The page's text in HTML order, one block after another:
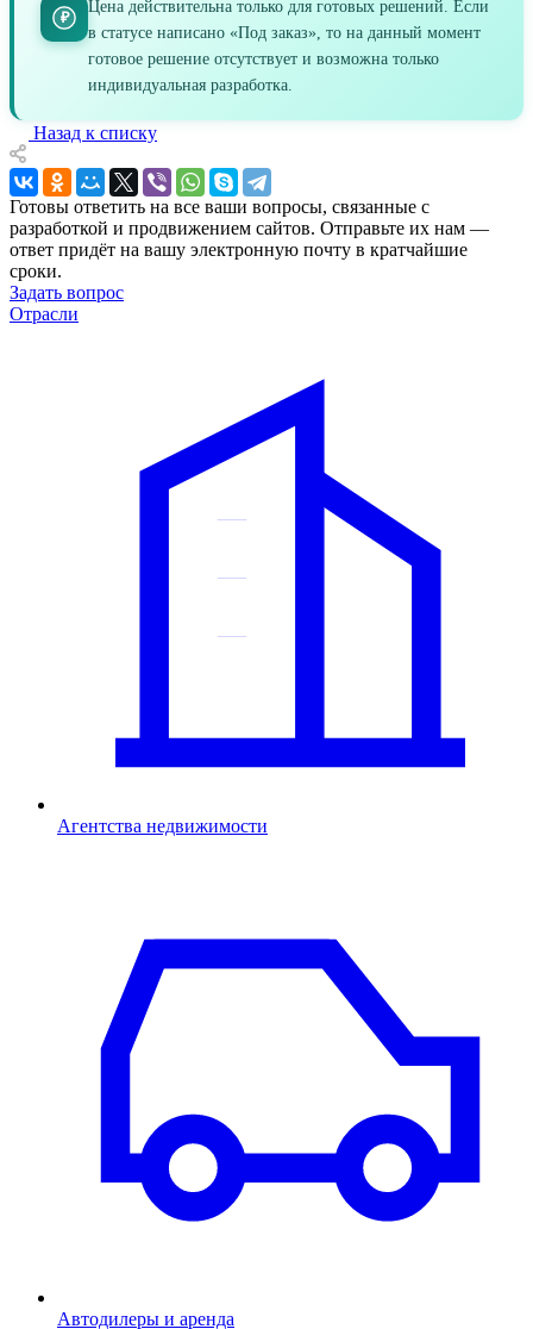
₽
Цена действительна только для готовых решений. Если
в статусе написано «Под заказ», то на данный момент
готовое решение отсутствует и возможна только
индивидуальная разработка.
Назад к списку
Готовы ответить на все ваши вопросы, связанные с
разработкой и продвижением сайтов. Отправьте их нам —
ответ придёт на вашу электронную почту в кратчайшие
сроки.
Задать вопрос
Отрасли
Агентства недвижимости
Автодилеры и аренда